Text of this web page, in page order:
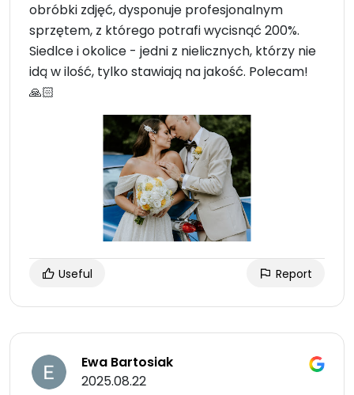
obróbki zdjęć, dysponuje profesjonalnym
sprzętem, z którego potrafi wycisnąć 200%.
Siedlce i okolice - jedni z nielicznych, którzy nie
idą w ilość, tylko stawiają na jakość. Polecam!
🙏🏻
Useful Report
Ewa Bartosiak
2025.08.22